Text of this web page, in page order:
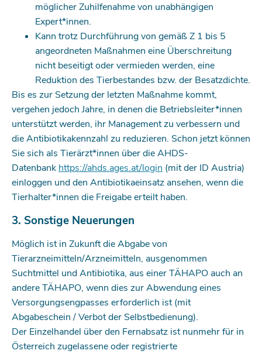
möglicher Zu­hilfenahme von unabhängigen
Expert*innen.
Kann trotz Durchführung von gemäß Z 1 bis 5
angeordneten Maßnahmen eine Überschreitung
nicht beseitigt oder vermieden werden, eine
Reduktion des Tierbestandes bzw. der Besatzdichte.
Bis es zur Setzung der letzten Maßnahme kommt,
vergehen jedoch Jahre, in denen die Betriebsleiter*innen
unterstützt werden, ihr Management zu verbessern und
die Antibiotikakennzahl zu reduzieren. Schon jetzt können
Sie sich als Tierärzt*innen über die AHDS-
Datenbankhttps://ahds.ages.at/login (mit der ID Austria)
einloggen und den Antibiotikaeinsatz ansehen, wenn die
Tier­halter*innen die Freigabe erteilt haben.
3. Sonstige Neuerungen
Möglich ist in Zukunft die Abgabe von
Tierarzneimitteln/Arzneimitteln, ausgenommen
Suchtmittel und Antibiotika, aus einer TÄHAPO auch an
andere TÄHAPO, wenn dies zur Abwendung eines
Versorgungsengpasses erforderlich ist (mit
Abgabeschein / Verbot der Selbstbedienung).
Der Einzelhandel über den Fernabsatz ist nunmehr für in
Österreich zugelassene oder registrierte